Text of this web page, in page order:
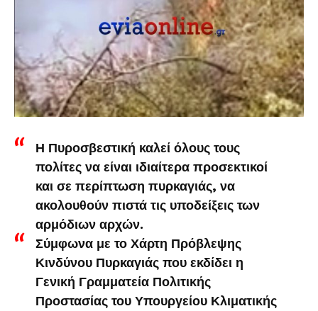
Η Πυροσβεστική καλεί όλους τους
πολίτες να είναι ιδιαίτερα προσεκτικοί
και σε περίπτωση πυρκαγιάς, να
ακολουθούν πιστά τις υποδείξεις των
αρμόδιων αρχών.
Σύμφωνα με το Χάρτη Πρόβλεψης
Κινδύνου Πυρκαγιάς που εκδίδει η
Γενική Γραμματεία Πολιτικής
Προστασίας του Υπουργείου Κλιματικής